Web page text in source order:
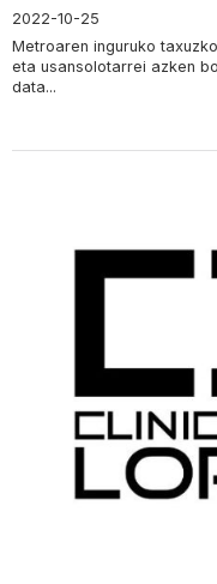
2022-10-25
Metroaren inguruko
eta usansolotarrei azken
data...